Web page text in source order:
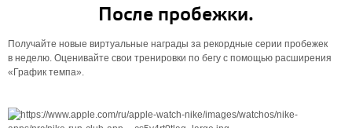
После пробежки.
Получайте новые виртуальные награды за рекордные серии пробежек
в неделю. Оценивайте свои тренировки по бегу с помощью расширения
«График темпа».